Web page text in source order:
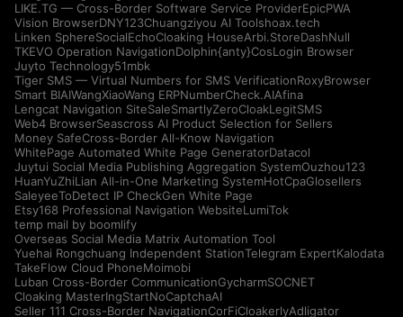
LIKE.TG — Cross-Border Software Service ProviderEpicPWA
Vision BrowserDNY123Chuangziyou AI Toolshoax.tech
Linken SphereSocialEchoCloaking HouseArbi.StoreDashNull
TKEVO Operation NavigationDolphin{anty}CosLogin Browser
Juyto Technology51mbk
Tiger SMS — Virtual Numbers for SMS VerificationRoxyBrowser
Smart BIAIWangXiaoWang ERPNumberCheck.AIAfina
Lengcat Navigation SiteSaleSmartlyZeroCloakLegitSMS
Web4 BrowserSeascross AI Product Selection for Sellers
Money SafeCross-Border All-Know Navigation
WhitePage Automated White Page GeneratorDatacol
Juytui Social Media Publishing Aggregation SystemOuzhou123
HuanYuZhiLian All-in-One Marketing SystemHotCpaGlosellers
SaleyeeToDetect IP CheckGen White Page
Etsy168 Professional Navigation WebsiteLumiTok
temp mail by boomlify
Overseas Social Media Matrix Automation Tool
Yuehai Rongchuang Independent StationTelegram ExpertKalodata
TakeFlow Cloud PhoneMoimobi
Luban Cross-Border CommunicationGycharmSOCNET
Cloaking MasterIngStartNoCaptchaAI
Seller 111 Cross-Border NavigationCorFiCloakerlyAdligator